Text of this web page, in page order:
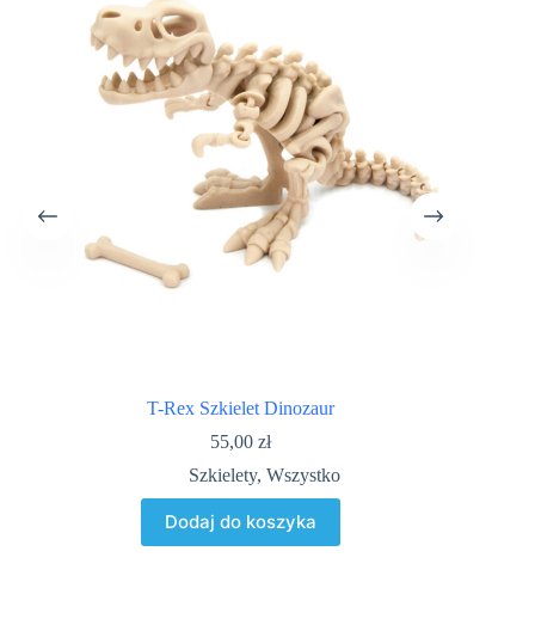
T-Rex Szkielet Dinozaur
55,00zł
Szkielety,Wszystko
Dodaj do koszyka